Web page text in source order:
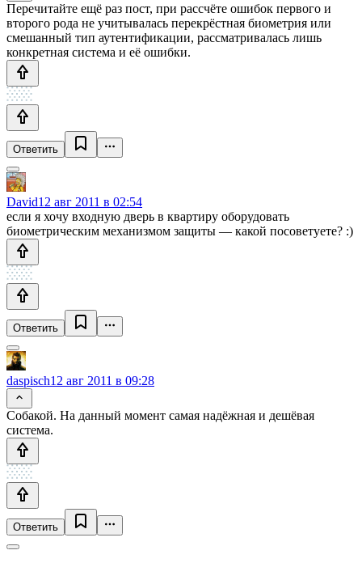
Перечитайте ещё раз пост, при рассчёте ошибок первого и
второго рода не учитывалась перекрёстная биометрия или
смешанный тип аутентификации, рассматривалась лишь
конкретная система и её ошибки.
Ответить
David12 авг 2011 в 02:54
если я хочу входную дверь в квартиру оборудовать
биометрическим механизмом защиты — какой посоветуете? :)
Ответить
daspisch12 авг 2011 в 09:28
Собакой. На данный момент самая надёжная и дешёвая
система.
Ответить